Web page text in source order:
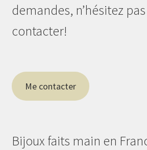
demandes, n’hésitez
contacter!
Me contacter
Bijoux faits main en